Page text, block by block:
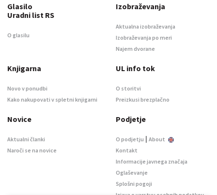
Glasilo
Uradni list RS
O glasilu
Izobraževanja
Aktualna izobraževanja
Izobraževanja po meri
Najem dvorane
Knjigarna
Novo v ponudbi
Kako nakupovati v spletni knjigarni
UL info tok
O storitvi
Preizkusi brezplačno
Novice
Aktualni članki
Naroči se na novice
Podjetje
O podjetju | About
Kontakt
Informacije javnega značaja
Oglaševanje
Splošni pogoji